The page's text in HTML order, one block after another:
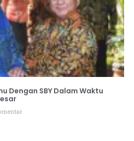
Dengan SBY Dalam Waktu